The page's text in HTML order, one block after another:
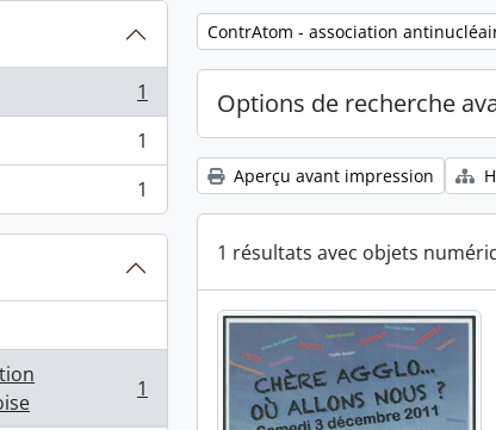
1
1
1
1
Remove filter:
ContrAtom - association
Options de recherche
Aperçu avant impression
1 résultats avec objets